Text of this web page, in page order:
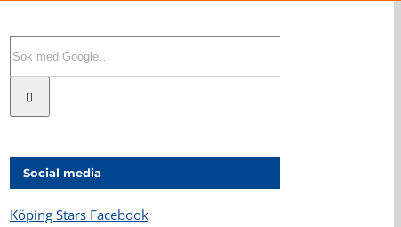
Social media
Köping Stars Facebook